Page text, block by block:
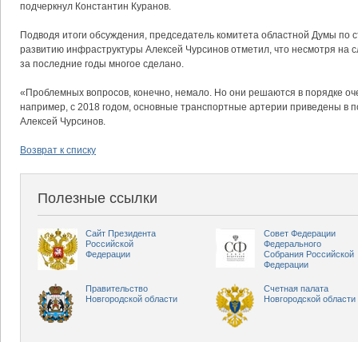
подчеркнул Константин Куранов.
Подводя итоги обсуждения, председатель комитета областной Думы по
развитию инфраструктуры Алексей Чурсинов отметил, что несмотря на
за последние годы многое сделано.
«Проблемных вопросов, конечно, немало. Но они решаются в порядке
например, с 2018 годом, основные транспортные артерии приведены в
Алексей Чурсинов.
Возврат к списку
Полезные ссылки
Сайт Президента
Российской
Федерации
Совет Федерации
Федерального
Собрания Российской
Федерации
Правительство
Новгородской области
Счетная палата
Новгородской области